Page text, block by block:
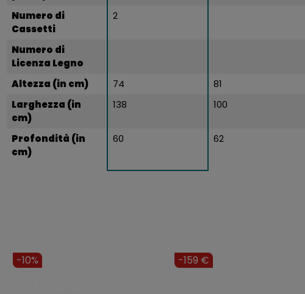
Numero di
Cassetti
2
Numero di
Licenza Legno
Altezza (in cm) 74 81
Larghezza (in
cm)
138 100
Profondità (in
cm)
60 62
-251 € -14%